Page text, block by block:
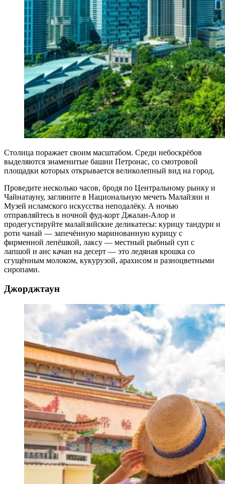
Столица поражает своим масштабом. Среди небоскрёбов
выделяются знаменитые башни Петронас, со смотровой
площадки которых открывается великолепный вид на город.
Проведите несколько часов, бродя по Центральному рынку и
Чайнатауну, загляните в Национальную мечеть Малайзии и
Музей исламского искусства неподалёку. А ночью
отправляйтесь в ночной фуд-корт Джалан-Алор и
продегустируйте малайзийские деликатесы: курицу тандури и
роти чанай — запечённую маринованную курицу с
фирменной лепёшкой, лаксу — местный рыбный суп с
лапшой и аис качан на десерт — это ледяная крошка со
сгущённым молоком, кукурузой, арахисом и разноцветными
сиропами.
Джорджтаун